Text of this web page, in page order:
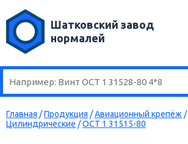
Шатковский завод
нормалей
Главная /Продукция /Авиационный крепёж /
Цилиндрические /ОСТ 1 31515-80